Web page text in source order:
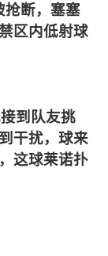
断，塞塞
区内低射球
到队友挑
干扰，球来
这球莱诺扑